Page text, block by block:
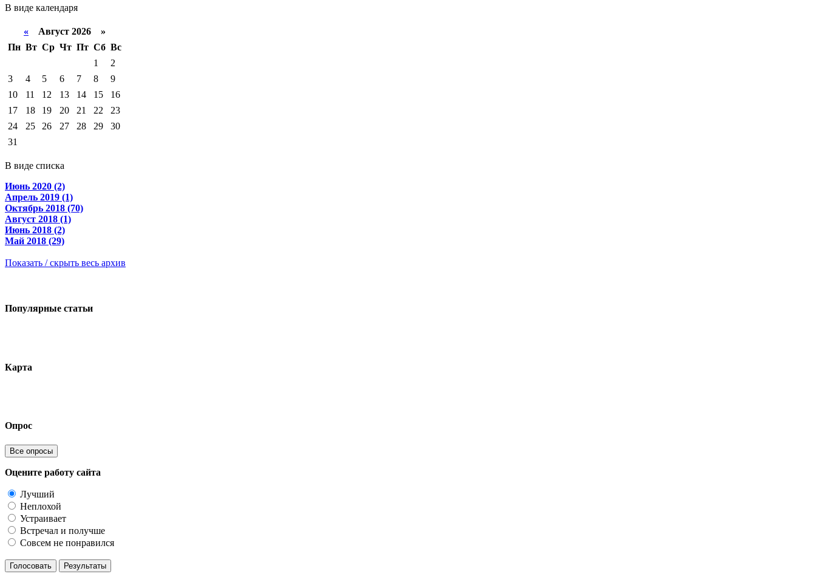
В виде календаря
« Август 2026 »
Пн Вт Ср Чт Пт Сб Вс
1
2
3
4 5 6 7 8
9
10
11 12 13 14 15
16
17
18 19 20 21 22
23
24
25 26 27 28 29
30
31
В виде списка
Июнь 2020 (2)
Апрель 2019 (1)
Октябрь 2018 (70)
Август 2018 (1)
Июнь 2018 (2)
Май 2018 (29)
Показать / скрыть весь архив
Популярные статьи
Карта
Опрос
Все опросы
Оцените работу сайта
Лучший
Неплохой
Устраивает
Встречал и получше
Совсем не понравился
Голосовать Результаты